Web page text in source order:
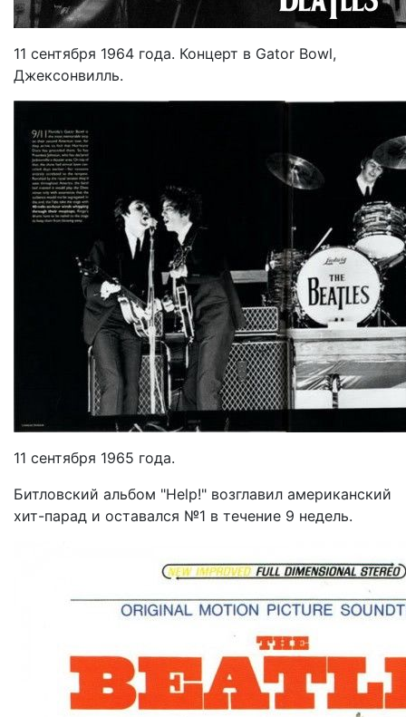
11 сентября 1964 года. Концерт в Gator Bowl,
Джексонвилль.
11 сентября 1965 года.
Битловский альбом "Help!" возглавил американский
хит-парад и оставался №1 в течение 9 недель.